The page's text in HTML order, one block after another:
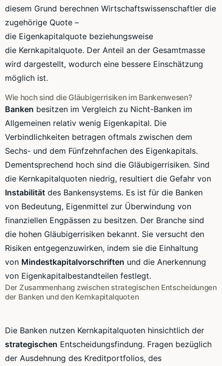
diesem Grund berechnen Wirtschaftswissenschaftler die
zugehörige Quote –
die Eigenkapitalquote beziehungsweise
die Kernkapitalquote. Der Anteil an der Gesamtmasse
wird dargestellt, wodurch eine bessere Einschätzung
möglich ist.
Wie hoch sind die Gläubigerrisikenim Bankenwesen?
Banken besitzen im Vergleich zu Nicht-Banken im
Allgemeinen relativ wenig Eigenkapital. Die
Verbindlichkeiten betragen oftmals zwischen dem
Sechs- und dem Fünfzehnfachen des Eigenkapitals.
Dementsprechend hoch sind die Gläubigerrisiken. Sind
die Kernkapitalquoten niedrig, resultiert die Gefahr von
Instabilität des Bankensystems. Es ist für die Banken
von Bedeutung, Eigenmittel zur Überwindung von
finanziellen Engpässen zu besitzen. Der Branche sind
die hohen Gläubigerrisiken bekannt. Sie versucht den
Risiken entgegenzuwirken, indem sie die Einhaltung
von Mindestkapitalvorschriften und die Anerkennung
von Eigenkapitalbestandteilen festlegt.
Der Zusammenhang zwischen strategischen Entscheidungen
der Banken und den Kernkapitalquoten
Die Banken nutzen Kernkapitalquoten hinsichtlich der
strategischen Entscheidungsfindung. Fragen bezüglich
der Ausdehnung des Kreditportfolios, des